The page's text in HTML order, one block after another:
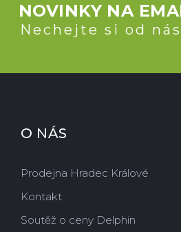
NOVINKY NA
Nechejte si od
O NÁS
Prodejna Hradec Králové
Kontakt
Soutěž o ceny Delphin